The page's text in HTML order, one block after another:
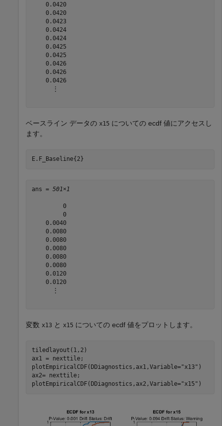
    0.0420
    0.0420
    0.0423
    0.0424
    0.0424
    0.0425
    0.0425
    0.0426
    0.0426
    0.0426
      ⋮
ベースライン データの x15 についての ecdf 値にアクセスし
ます。
E.F_Baseline{2}
ans = 501×1
         0
         0
    0.0040
    0.0080
    0.0080
    0.0080
    0.0080
    0.0080
    0.0120
    0.0120
      ⋮
変数 x13 と x15 についての ecdf 値をプロットします。
tiledlayout(1,2)
ax1 = nexttile;
plotEmpiricalCDF(DDiagnostics,ax1,Variable="x13" )
ax2= nexttile;
plotEmpiricalCDF(DDiagnostics,ax2,Variable="x15" )